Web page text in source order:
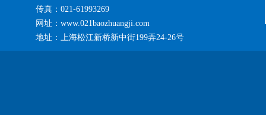
传真：021-61993269
网址：www.021baozhuangji.com
地址：上海松江新桥新中街199弄24-26号